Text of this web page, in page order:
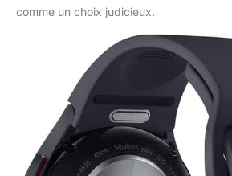
comme un choix judicieux.